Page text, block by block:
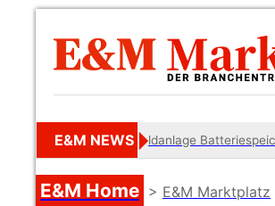
E&M NEWS
Private Geldanlage Batteriespeicher
E&M Home > E&M Marktplatz